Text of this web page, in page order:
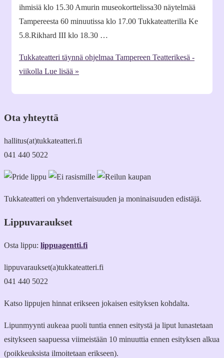
ihmisiä klo 15.30 Amurin museokorttelissa30 näytelmää
Tampereesta 60 minuutissa klo 17.00 Tukkateatterilla Ke
5.8.Rikhard III klo 18.30 …
Tukkateatteri täynnä ohjelmaa Tampereen Teatterikesä -
viikolla Lue lisää »
Ota yhteyttä
hallitus(at)tukkateatteri.fi
041 440 5022
Tukkateatteri on yhdenvertaisuuden ja moninaisuuden edistäjä.
Lippuvaraukset
Osta lippu: lippuagentti.fi
lippuvaraukset(a)tukkateatteri.fi
041 440 5022
Katso lippujen hinnat erikseen jokaisen esityksen kohdalta.
Lipunmyynti aukeaa puoli tuntia ennen esitystä ja liput lunastetaan
esitykseen saapuessa viimeistään 10 minuuttia ennen esityksen alkua
(poikkeuksista ilmoitetaan erikseen).